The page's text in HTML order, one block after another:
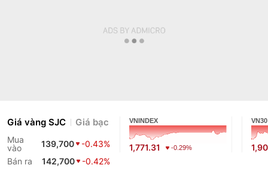
Giá vàng SJC Giá bạc
Mua
vào
139,700
-0.43%
Bán ra
142,700 -0.42%
VNINDEX
1,771.31 -0.29%
VN30